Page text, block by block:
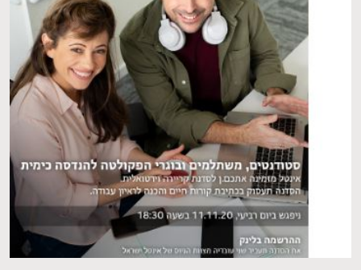
קשרי תעשייה
צרו קשר